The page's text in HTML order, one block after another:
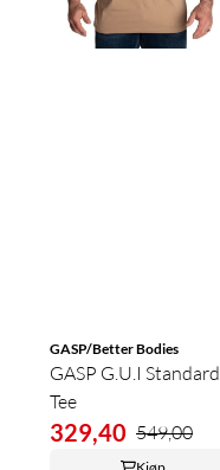
GASP/Better Bodies
GASP G.U.I Standard
Tee
329,40 549,00